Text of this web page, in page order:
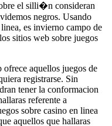
el silli�n consideran
negros. Usando
es invierno campo de
sitios web sobre juegos
aquellos juegos de
registrarse. Sin
tener la conformacion
referente a
sobre casino en linea
aquellos que hallaras